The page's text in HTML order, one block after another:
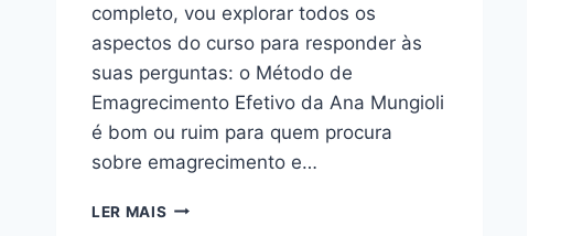
completo, vou explorar todos os
aspectos do curso para responder às
suas perguntas: o Método de
Emagrecimento Efetivo da Ana Mungioli
é bom ou ruim para quem procura
sobre emagrecimento e…
LER MAIS MÉTODO